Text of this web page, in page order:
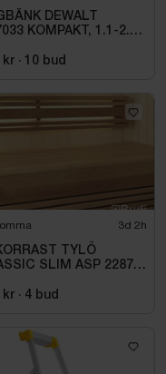
DEWALT
KOMPAKT, 1.1-2.5
kr · 10 bud
3d 2h
TYLÖ
SLIM ASP 2287
kr · 4 bud